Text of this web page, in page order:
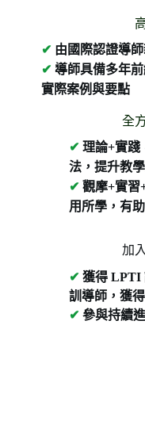
✔ 由國際認證導
✔導師具備多年
實際案例與要點
全
✔ 理論+實踐
法，提升教
✔ 觀摩+實習
用所學，有
加
✔ 獲得 LPTI
訓導師，獲
✔ 參與持續